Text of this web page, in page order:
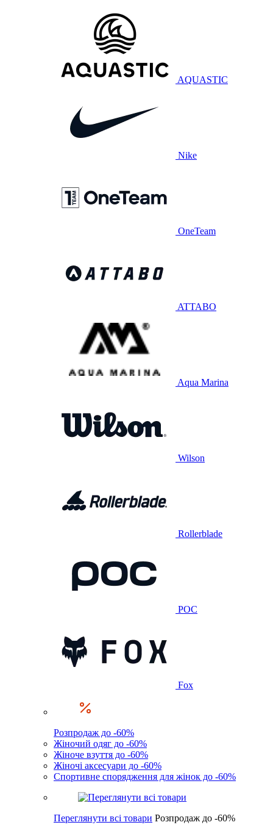
AQUASTIC
Nike
OneTeam
ATTABO
Aqua Marina
Wilson
Rollerblade
POC
Fox
Розпродаж до -60%
Жіночий одяг до -60%
Жіноче взуття до -60%
Жіночі аксесуари до -60%
Спортивне спорядження для жінок до -60%
Переглянути всі товари Розпродаж до -60%